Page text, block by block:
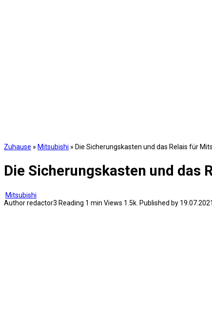
Zuhause » Mitsubishi » Die Sicherungskasten und das Relais für
Die Sicherungskasten und
Mitsubishi
Authorredactor3 Reading 1 min Views 1.5k. Published by 19.07.2021